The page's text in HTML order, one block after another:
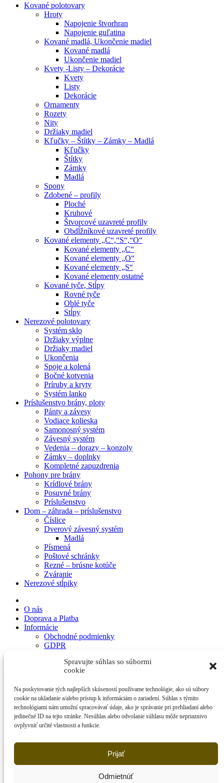
Spravujte súhlas so súbormi
cookie
Na poskytovanie tých najlepších skúseností používame technológie, ako sú súbory
cookie na ukladanie a/alebo prístup k informáciám o zariadení. Súhlas s týmito
technológiami nám umožní spracovávať údaje, ako je správanie pri prehliadaní alebo
jedinečné ID na tejto stránke. Nesúhlas alebo odvolanie súhlasu môže nepriaznivo
ovplyvniť určité vlastnosti a funkcie.
Prijať
Odmietnúť
Kované polotovary
Hroty
Napojenie štvorhran
Napojenie guľatina
Kované madlá, Ukončenie madiel
Kované madlá
Ukončenie madiel
Kvety -Listy – Dekorácie
Kvety
Listy
Dekorácie
Ornamenty
Rozety
Nity
Držiaky madiel
Kľučky – Štítky – Zámky – Madlá
Kľučky
Štítky
Zámky
Madlá
Spony
Zdobené – profily
Ploché
Kruhové
Štvorcové uzavreté profily
Obdĺžníkové uzavreté profily
Kované elementy „C“,“S“,“O“
Kované elementy „C“
Kované elementy „O“
Kované elementy „S“
Kované elementy ostatné
Kované tyče, Stĺpy
Rovné tyče
Oblé tyče
Stĺpy
Nerezové polotovary
Systém sklo
Držiaky výplne
Držiaky madiel
Ukončenia
Spoje a kolená
Bočné kotvenia
Príruby a kryty
Systém lanko
Príslušenstvo brány, ploty
Pánty a závesy
Vodiace kolieska
Samonosný systém
Závesný systém
Vedenia – dorazy – konzoly
Zámky – doplnky
Kompletné zapuzdrenia
Pohony pre brány
Krídlové brány
Posuvné brány
Príslušenstvo
Dom – záhrada – príslušenstvo
Číslice
Dverový závesný systém
Madlá
Písmená
Poštové schránky
Rezné – brúsne kotúče
Zváranie
Nerezové stĺpiky
O nás
Doprava a Platba
Informácie
Obchodné podmienky
GDPR
Reklamácia Online
Odstúpenie od zmluvy
Kontakt
Zoznam želaní
Prihlásiť / Registrovať
Nákupný košík
Prihlásiť sa